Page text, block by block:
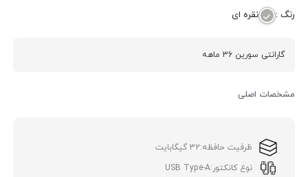
رنگ : نقره ای
گارانتی سورین 36 ماهه
مشخصات اصلی
ظرفیت حافظه:32 گیگابایت
نوع کانکتور:USB Type-A